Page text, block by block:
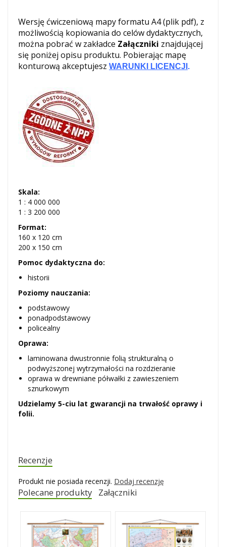
Wersję ćwiczeniową mapy formatu A4 (plik pdf), z
możliwością kopiowania do celów dydaktycznych,
można pobrać w zakładce Załączniki znajdującej
się poniżej opisu produktu. Pobierając mapę
konturową akceptujesz WARUNKI LICENCJI .
Skala:
1 : 4 000 000
1 : 3 200 000
Format:
160 x 120 cm
200 x 150 cm
Pomoc dydaktyczna do:
historii
Poziomy nauczania:
podstawowy
ponadpodstawowy
policealny
Oprawa:
laminowana dwustronnie folią strukturalną o
podwyższonej wytrzymałości na rozdzieranie
oprawa w drewniane półwałki z zawieszeniem
sznurkowym
Udzielamy 5-ciu lat gwarancji na trwałość oprawy i
folii.
Recenzje
Produkt nie posiada recenzji. Dodaj recenzję
Polecane produkty Załączniki